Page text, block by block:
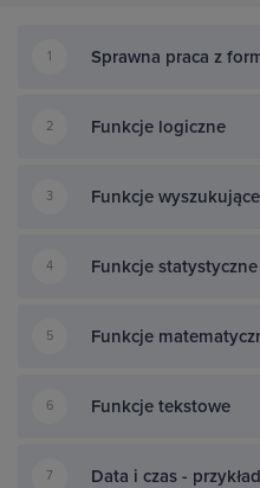
1 Sprawna praca z
2 Funkcje logiczne
3 Funkcje wyszukujące
4 Funkcje statystyczne
5 Funkcje
6 Funkcje tekstowe
7 Data i czas -